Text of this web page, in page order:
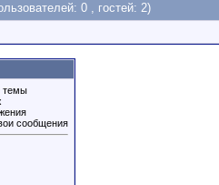
0 , гостей: 2)
темы
сообщения